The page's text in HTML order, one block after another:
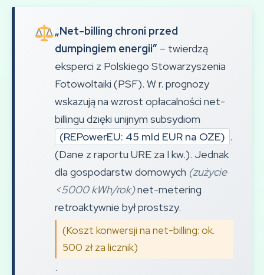
„Net-billing chroni przed
dumpingiem energii” – twierdzą
eksperci z Polskiego Stowarzyszenia
Fotowoltaiki (PSF). W r. prognozy
wskazują na wzrost opłacalności net-
billingu dzięki unijnym subsydiom
(REPowerEU: 45 mld EUR na OZE) .
(Dane z raportu URE za I kw.). Jednak
dla gospodarstw domowych (zużycie
<5000 kWh/rok)net-metering
retroaktywnie był prostszy.
(Koszt konwersji na net-billing: ok.
500 zł za licznik)
.